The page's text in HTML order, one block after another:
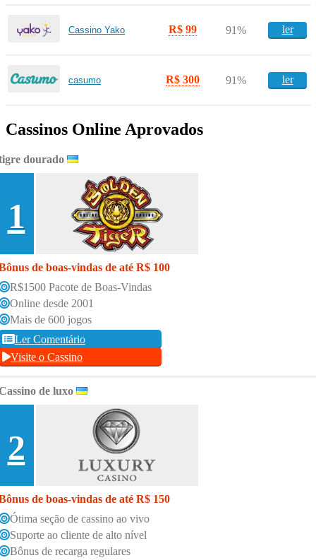
Cassino Yako R$ 99 91% ler
casumo R$ 300 91% ler
Cassinos Online Aprovados
dourado
1
de boas-vindas de até R$ 100
R$1500 Pacote de Boas-Vindas
Online desde 2001
Mais de 600 jogos
Ler Comentário
Visite o Cassino
de luxo
2
de boas-vindas de até R$ 150
Ótima seção de cassino ao vivo
Suporte ao cliente de alto nível
Bônus de recarga regulares